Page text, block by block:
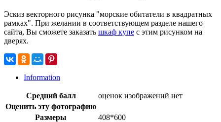
Эскиз векторного рисунка "морские обитатели в квадратных
рамках". При желании в соответствующем разделе нашего
сайта, Вы сможете заказать шкаф купе с этим рисунком на
дверях.
Information
Средний балл
оценок изображений нет
Оценить эту фотографию
Размеры
408*600